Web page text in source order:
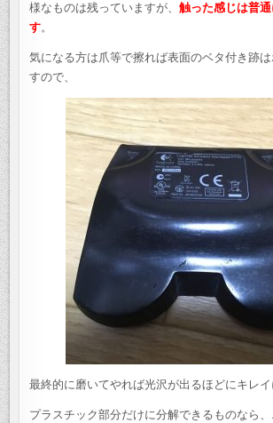
様なものは残っていますが、触った感じは普
す。
気になる方は爪等で擦れば表面のベタ付き跡
すので、
最終的に磨いてやれば光沢が出るほどにキレイ
プラスチック部分だけに分解できるものなら